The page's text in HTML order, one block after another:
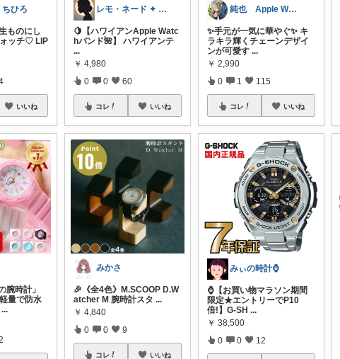
ひろ
ものにし
ッチ♡ LIP
いいね
腕時計」
量で防水
...
レモ・ネード ✦ セレクト 🍋
🍋【ハワイアンApple Watc
hバンド🌺】 ハワイアンテ
...
￥ 4,980
0 0 60
コレ いいね
みかさ
🎉《全4色》M.SCOOP D.W
atcher M 腕時計スタ ...
￥ 4,840
0 0 9
コレ いいね
純也 Apple Watch関連紹介
✨手元が一気に華やぐ✨ キ
ラキラ輝くチェーンデザイ
ンが可愛す ...
￥ 2,990
0 1 115
コレ いいね
みぃの時計⌚
⌚【お買い物マラソン期間
限定★エントリーでP10
倍!】G-SH ...
￥ 38,500
0 0 12